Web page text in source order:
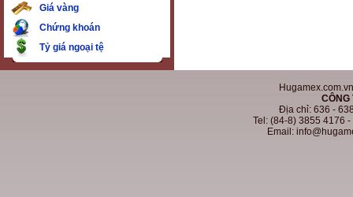
Giá vàng
Chứng khoán
Tỷ giá ngoại tệ
CÔNG
Địa chỉ: 636 -
Tel: (84-8) 3855 4176
Email: